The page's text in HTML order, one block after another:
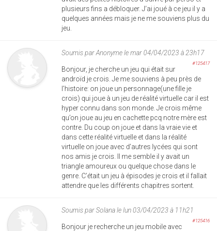
plusieurs fins a débloquer. J’ai joué à ce jeu il y a
quelques années mais je ne me souviens plus du
jeu.
Soumis parAnonymele mar 04/04/2023 à 23h17
#125417
Bonjour, je cherche un jeu qui était sur
androïd je crois. Je me souviens à peu près de
l’histoire: on joue un personnage(une fille je
crois) qui joue à un jeu de réalité virtuelle car il est
hyper connu dans son monde. Je crois même
qu’on joue au jeu en cachette pcq notre mère est
contre. Du coup on joue et dans la vraie vie et
dans cette réalité virtuelle et dans la réalité
virtuelle on joue avec d’autres lycées qui sont
nos amis je crois. Il me semble il y avait un
triangle amoureux ou quelque chose dans le
genre. C’était un jeu à épisodes je crois et il fallait
attendre que les différents chapitres sortent.
Soumis parSolanale lun 03/04/2023 à 11h21
#125416
Bonjour je recherche un jeu mobile avec